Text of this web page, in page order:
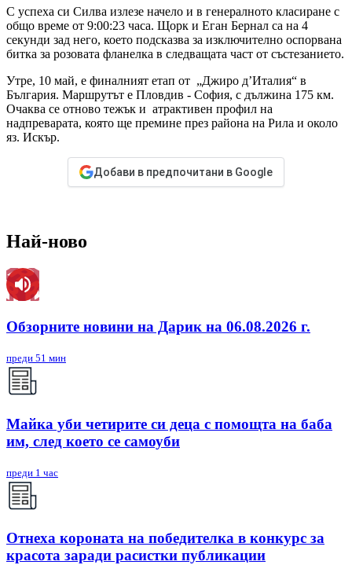
С успеха си Силва излезе начело и в генералното класиране с
общо време от 9:00:23 часа. Щорк и Еган Бернал са на 4
секунди зад него, което подсказва за изключително оспорвана
битка за розовата фланелка в следващата част от състезанието.
Утре, 10 май, е финалният етап от „Джиро д’Италия“ в
България. Маршрутът е Пловдив - София, с дължина 175 км.
Очаква се отново тежък и атрактивен профил на
надпреварата, която ще премине през района на Рила и около
яз. Искър.
Добави в предпочитани в Google
Най-ново
Обзорните новини на Дарик на 06.08.2026 г.
преди 51 мин
Майка уби четирите си деца с помощта на баба
им, след което се самоуби
преди 1 час
Отнеха короната на победителка в конкурс за
красота заради расистки публикации